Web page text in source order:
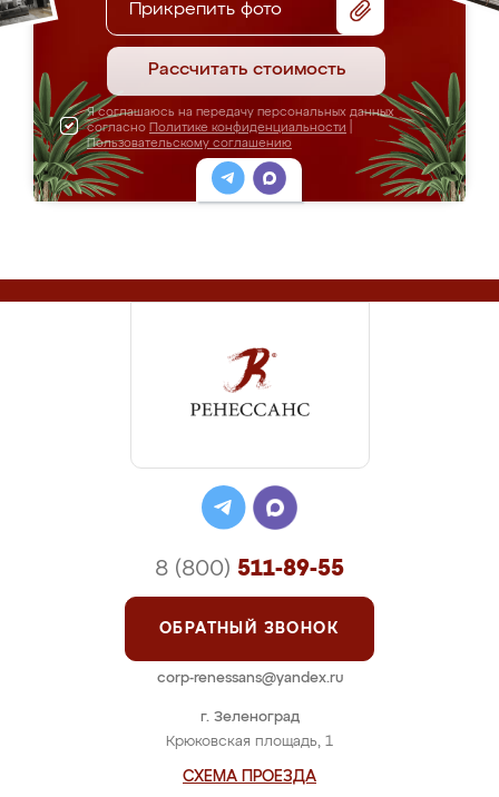
Прикрепить фото
Рассчитать стоимость
Я соглашаюсь на передачу персональных данных
согласно Политике конфиденциальности
Пользовательскому соглашению
г. Зеленоград
Крюковская площадь, 1
СХЕМА ПРОЕЗДА
8 (800) 511-89-55
ОБРАТНЫЙ ЗВОНОК
corp-renessans@yandex.ru